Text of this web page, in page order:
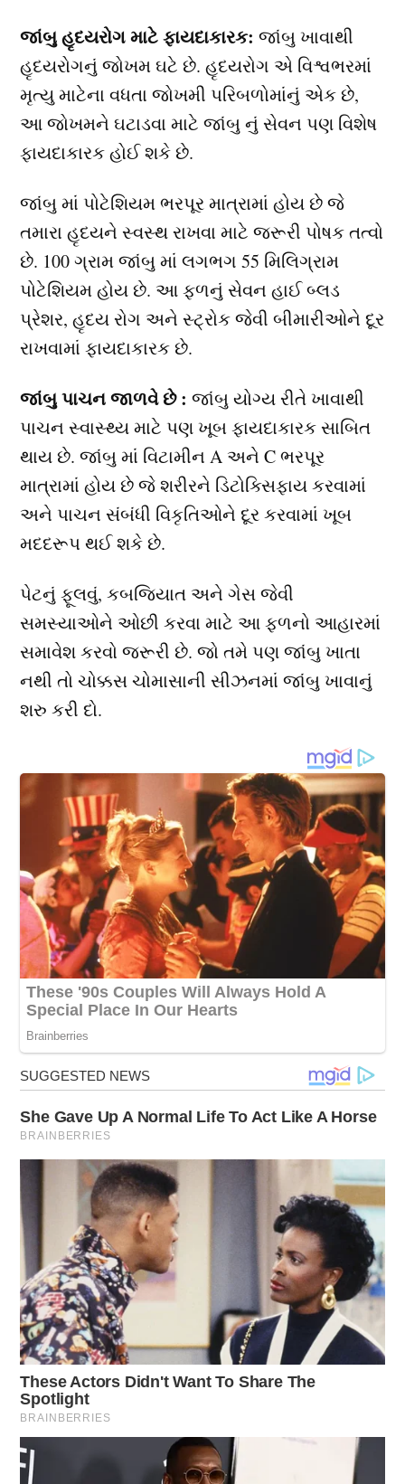
જાંબુ હૃદયરોગ માટે ફાયદાકારક: જાંબુ ખાવાથી
હૃદયરોગનું જોખમ ઘટે છે. હૃદયરોગ એ વિશ્વભરમાં
મૃત્યુ માટેના વધતા જોખમી પરિબળોમાંનું એક છે,
આ જોખમને ઘટાડવા માટે જાંબુ નું સેવન પણ વિશેષ
ફાયદાકારક હોઈ શકે છે.
જાંબુ માં પોટેશિયમ ભરપૂર માત્રામાં હોય છે જે
તમારા હૃદયને સ્વસ્થ રાખવા માટે જરૂરી પોષક તત્વો
છે. 100 ગ્રામ જાંબુ માં લગભગ 55 મિલિગ્રામ
પોટેશિયમ હોય છે. આ ફળનું સેવન હાઈ બ્લડ
પ્રેશર, હૃદય રોગ અને સ્ટ્રોક જેવી બીમારીઓને દૂર
રાખવામાં ફાયદાકારક છે.
જાંબુ પાચન જાળવે છે : જાંબુ યોગ્ય રીતે ખાવાથી
પાચન સ્વાસ્થ્ય માટે પણ ખૂબ ફાયદાકારક સાબિત
થાય છે. જાંબુ માં વિટામીન A અને C ભરપૂર
માત્રામાં હોય છે જે શરીરને ડિટોક્સિફાય કરવામાં
અને પાચન સંબંધી વિકૃતિઓને દૂર કરવામાં ખૂબ
મદદરૂપ થઈ શકે છે.
પેટનું ફૂલવું, કબજિયાત અને ગેસ જેવી
સમસ્યાઓને ઓછી કરવા માટે આ ફળનો આહારમાં
સમાવેશ કરવો જરૂરી છે. જો તમે પણ જાંબુ ખાતા
નથી તો ચોક્કસ ચોમાસાની સીઝનમાં જાંબુ ખાવાનું
શરુ કરી દો.